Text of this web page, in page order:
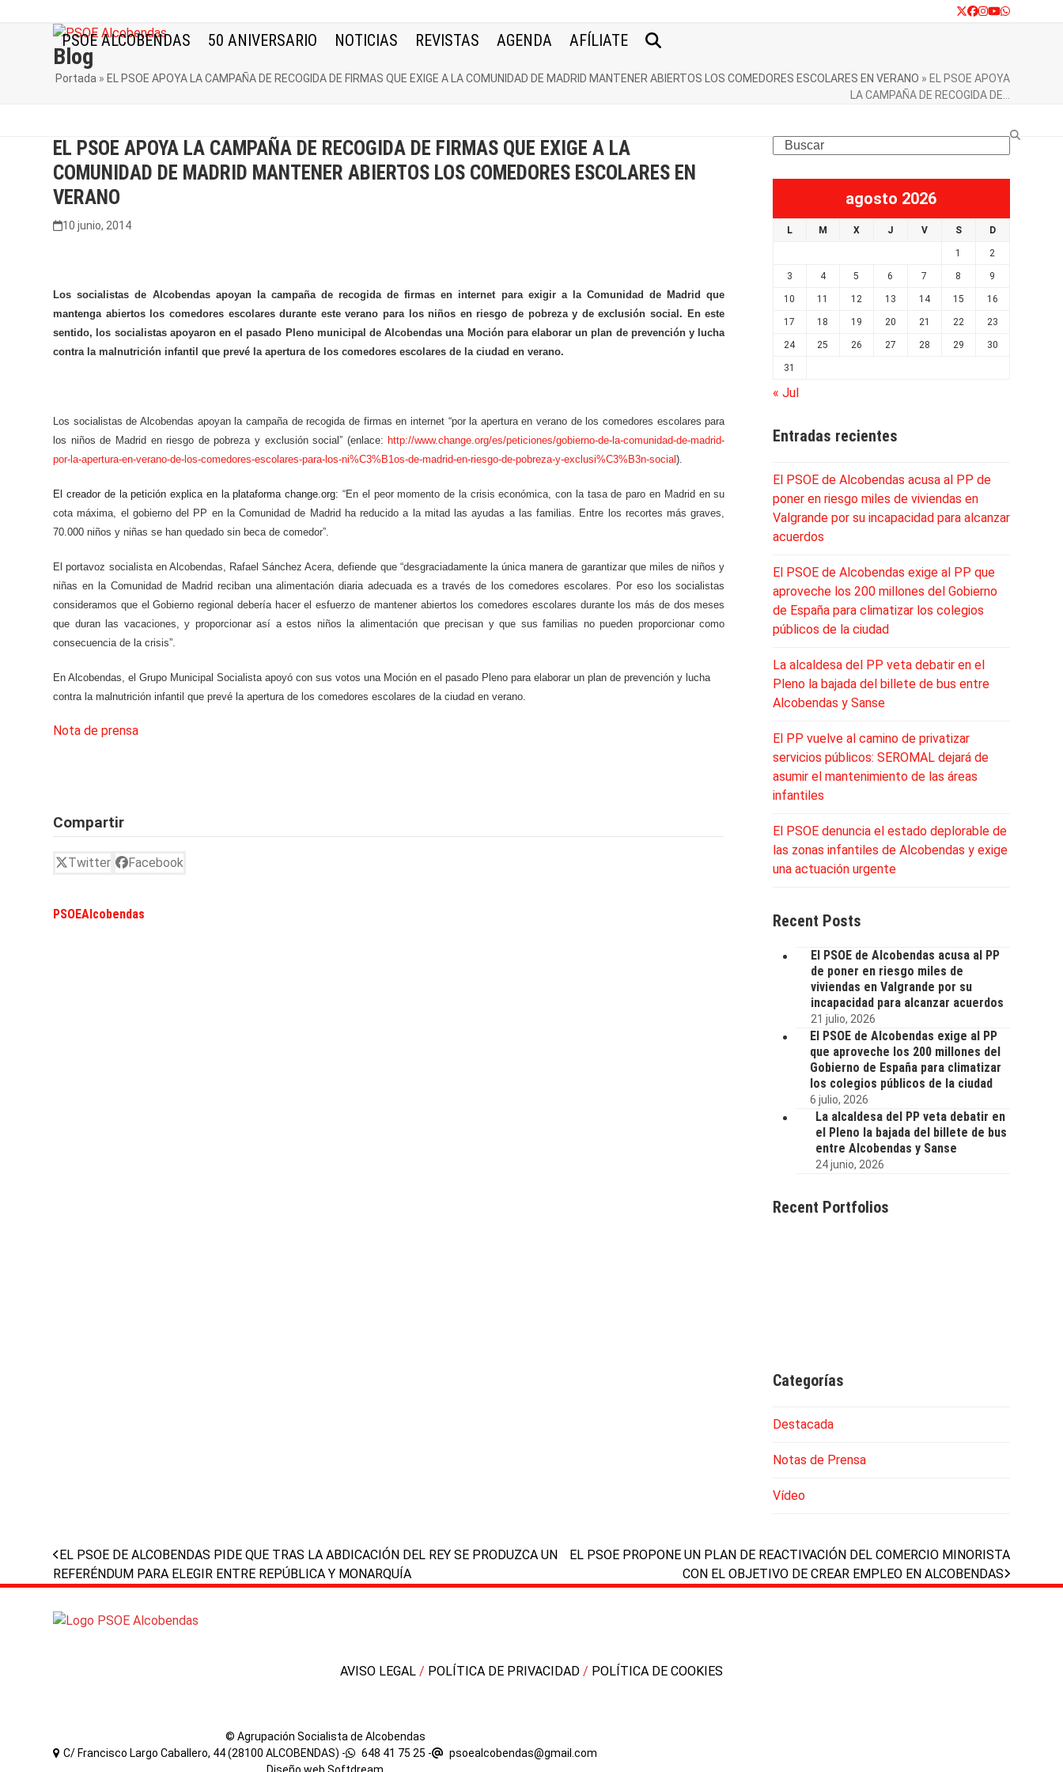
Twitter
Facebook
Instagram
YouTube
Whatsapp
PSOE ALCOBENDAS 50 ANIVERSARIO NOTICIAS REVISTAS AGENDA AFÍLIATE
Blog
Portada » EL PSOE APOYA LA CAMPAÑA DE RECOGIDA DE FIRMAS QUE EXIGE A LA COMUNIDAD DE MADRID MANTENER ABIERTOS LOS COMEDORES ESCOLARES EN VERANO » EL PSOE APOYA
LA CAMPAÑA DE RECOGIDA DE…
EL PSOE APOYA LA CAMPAÑA DE RECOGIDA DE FIRMAS QUE EXIGE A LA
COMUNIDAD DE MADRID MANTENER ABIERTOS LOS COMEDORES ESCOLARES EN
VERANO
10 junio, 2014
Los socialistas de Alcobendas apoyan la campaña de recogida de firmas en internet para exigir a la Comunidad de Madrid que
mantenga abiertos los comedores escolares durante este verano para los niños en riesgo de pobreza y de exclusión social. En este
sentido, los socialistas apoyaron en el pasado Pleno municipal de Alcobendas una Moción para elaborar un plan de prevención y lucha
contra la malnutrición infantilque prevé la apertura de los comedores escolares de la ciudad en verano.
Los socialistas de Alcobendas apoyan la campaña de recogida de firmas en internet “por la apertura en verano de los comedores escolares para
los niños de Madrid en riesgo de pobreza y exclusión social” (enlace: http://www.change.org/es/peticiones/gobierno-de-la-comunidad-de-madrid-
por-la-apertura-en-verano-de-los-comedores-escolares-para-los-ni%C3%B1os-de-madrid-en-riesgo-de-pobreza-y-exclusi%C3%B3n-social).
El creador de la petición explica en la plataforma change.org: “En el peor momento de la crisis económica, con la tasa de paro en Madrid en su
cota máxima, el gobierno del PP en la Comunidad de Madrid ha reducido a la mitad las ayudas a las familias. Entre los recortes más graves,
70.000 niños y niñas se han quedado sin beca de comedor”.
El portavoz socialista en Alcobendas, Rafael Sánchez Acera, defiende que “desgraciadamente la única manera de garantizar que miles de niños y
niñas en la Comunidad de Madrid reciban una alimentación diaria adecuada es a través de los comedores escolares. Por eso los socialistas
consideramos que el Gobierno regional debería hacer el esfuerzo de mantener abiertos los comedores escolares durante los más de dos meses
que duran las vacaciones, y proporcionar así a estos niños la alimentación que precisan y que sus familias no pueden proporcionar como
consecuencia de la crisis”.
En Alcobendas, el Grupo Municipal Socialista apoyó con sus votos una Moción en el pasado Plenopara elaborar un plan de prevención y lucha
contra la malnutrición infantil que prevé la apertura de los comedores escolares de la ciudad en verano.
Nota de prensa
Compartir
Twitter Facebook
PSOEAlcobendas
Search
agosto 2026
L M X J V S D
1 2
3 4 5 6 7 8 9
10 11 12 13 14 15 16
17 18 19 20 21 22 23
24 25 26 27 28 29 30
31
« Jul
Entradas recientes
El PSOE de Alcobendas acusa al PP de
poner en riesgo miles de viviendas en
Valgrande por su incapacidad para alcanzar
acuerdos
El PSOE de Alcobendas exige al PP que
aproveche los 200 millones del Gobierno
de España para climatizar los colegios
públicos de la ciudad
La alcaldesa del PP veta debatir en el
Pleno la bajada del billete de bus entre
Alcobendas y Sanse
El PP vuelve al camino de privatizar
servicios públicos: SEROMAL dejará de
asumir el mantenimiento de las áreas
infantiles
El PSOE denuncia el estado deplorable de
las zonas infantiles de Alcobendas y exige
una actuación urgente
Recent Posts
El PSOE de Alcobendas acusa al PP
de poner en riesgo miles de
viviendas en Valgrande por su
incapacidad para alcanzar acuerdos
21 julio, 2026
El PSOE de Alcobendas exige al PP
que aproveche los 200 millones del
Gobierno de España para climatizar
los colegios públicos de la ciudad
6 julio, 2026
La alcaldesa del PP veta debatir en
el Pleno la bajada del billete de bus
entre Alcobendas y Sanse
24 junio, 2026
Recent Portfolios
Categorías
Destacada
Notas de Prensa
Vídeo
previous
post:
EL PSOE DE ALCOBENDAS PIDE QUE TRAS LA ABDICACIÓN DEL REY SE PRODUZCA UN
REFERÉNDUM PARA ELEGIR ENTRE REPÚBLICA Y MONARQUÍA
next
EL PSOE PROPONE UN PLAN DE REACTIVACIÓN DEL COMERCIO MINORISTA
CON EL OBJETIVO DE CREAR EMPLEO EN ALCOBENDAS
AVISO LEGAL / POLÍTICA DE PRIVACIDAD / POLÍTICA DE COOKIES
© Agrupación Socialista de Alcobendas
C/ Francisco Largo Caballero, 44 (28100 ALCOBENDAS) -
648 41 75 25 -
psoealcobendas@gmail.com
Diseño webSoftdream